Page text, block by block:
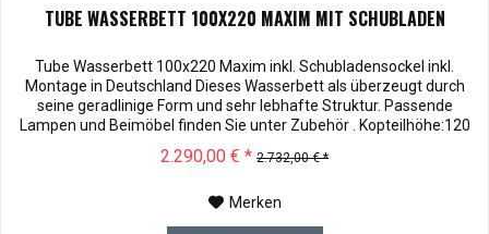
TUBE WASSERBETT 100X220 MAXIM MIT SCHUBLADEN
Tube Wasserbett 100x220 Maxim inkl. Schubladensockel inkl.
Montage in Deutschland Dieses Wasserbett als überzeugt durch
seine geradlinige Form und sehr lebhafte Struktur. Passende
Lampen und Beimöbel finden Sie unter Zubehör . Kopteilhöhe:120
werden. Bei Rücksendung werden Ihnen die 10,00 € wieder
2.290,00 € * 2.732,00 € *
Merken